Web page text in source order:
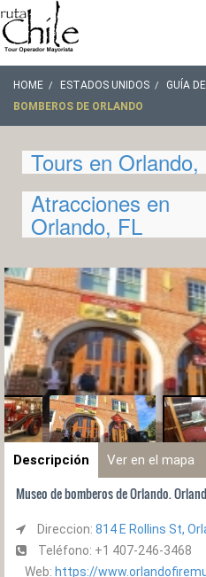
HOME ESTADOS UNIDOS GUÍA
BOMBEROS DE ORLANDO
Tours en Orlando,
Atracciones en
Orlando, FL
Descripción Ver en el mapa
Museo de bomberos de Orlando.
Direccion: 814 E Rollins St,
Teléfono: +1 407-246-3468
Web: https://